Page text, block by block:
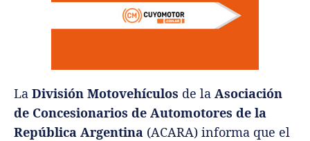
La División Motovehículos de la Asociación
de Concesionarios de Automotores de la
República Argentina (ACARA) informa que el